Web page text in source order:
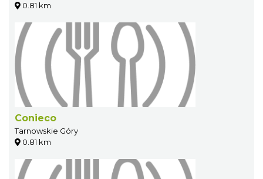
0.81 km
Conieco
Tarnowskie Góry
0.81 km